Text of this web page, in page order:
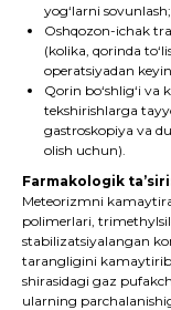
yog‘larni sovunlash;
Oshqozon-ichak
(kolika, qorinda
operatsiyadan
Qorin bo‘shlig‘i
tekshirishlarga
gastroskopiya va
olish uchun).
Farmakologik
Meteorizmni
polimerlari,
stabilizatsiyalangan
tarangligini
shirasidagi gaz
ularning